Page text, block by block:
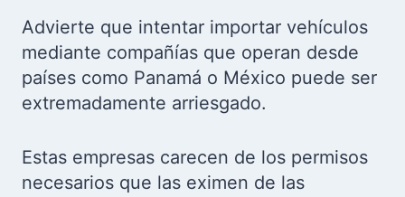
Advierte que intentar importar vehículos
mediante compañías que operan desde
países como Panamá o México puede ser
extremadamente arriesgado.
Estas empresas carecen de los permisos
necesarios que las eximen de las